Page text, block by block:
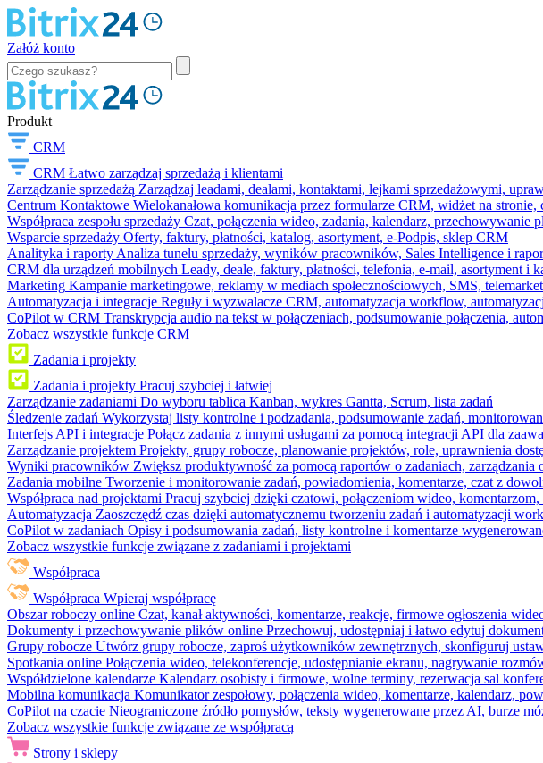
Załóż konto
Produkt
CRM
CRM Łatwo zarządzaj sprzedażą i klientami
Zarządzanie sprzedażą Zarządzaj leadami, dealami, kontaktami, lejkami sprzedażowymi,
Centrum Kontaktowe Wielokanałowa komunikacja przez formularze CRM, widżet na
Współpraca zespołu sprzedaży Czat, połączenia wideo, zadania, kalendarz, przechowywanie
Wsparcie sprzedaży Oferty, faktury, płatności, katalog, asortyment, e-Podpis, sklep CRM
Analityka i raporty Analiza tunelu sprzedaży, wyników pracowników, Sales Intelligence i
CRM dla urządzeń mobilnych Leady, deale, faktury, płatności, telefonia, e-mail, asortyment i
Marketing Kampanie marketingowe, reklamy w mediach społecznościowych, SMS,
Automatyzacja i integracje Reguły i wyzwalacze CRM, automatyzacja workflow,
CoPilot w CRM Transkrypcja audio na tekst w połączeniach, podsumowanie połączenia,
Zobacz wszystkie funkcje CRM
Zadania i projekty
Zadania i projekty Pracuj szybciej i łatwiej
Zarządzanie zadaniami Do wyboru tablica Kanban, wykres Gantta, Scrum, lista zadań
Śledzenie zadań Wykorzystaj listy kontrolne i podzadania, podsumowanie zadań,
Interfejs API i integracje Połącz zadania z innymi usługami za pomocą integracji API dla
Zarządzanie projektem Projekty, grupy robocze, planowanie projektów, role, uprawnienia
Wyniki pracowników Zwiększ produktywność za pomocą raportów o zadaniach,
Zadania mobilne Tworzenie i monitorowanie zadań, powiadomienia, komentarze, czat z
Współpraca nad projektami Pracuj szybciej dzięki czatowi, połączeniom wideo,
Automatyzacja Zaoszczędź czas dzięki automatycznemu tworzeniu zadań i automatyzacji
CoPilot w zadaniach Opisy i podsumowania zadań, listy kontrolne i komentarze
Zobacz wszystkie funkcje związane z zadaniami i projektami
Współpraca
Współpraca Wpieraj współpracę
Obszar roboczy online Czat, kanał aktywności, komentarze, reakcje, firmowe ogłoszenia
Dokumenty i przechowywanie plików online Przechowuj, udostępniaj i łatwo edytuj
Grupy robocze Utwórz grupy robocze, zaproś użytkowników zewnętrznych, skonfiguruj
Spotkania online Połączenia wideo, telekonferencje, udostępnianie ekranu, nagrywanie
Współdzielone kalendarze Kalendarz osobisty i firmowe, wolne terminy, rezerwacja sal
Mobilna komunikacja Komunikator zespołowy, połączenia wideo, komentarze, kalendarz,
CoPilot na czacie Nieograniczone źródło pomysłów, teksty wygenerowane przez AI, burze
Zobacz wszystkie funkcje związane ze współpracą
Strony i sklepy